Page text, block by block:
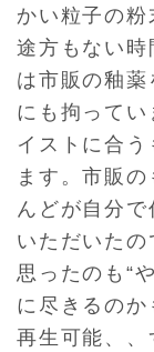
かい粒子の粉
途方もない時
は市販の釉
にも拘って
イストに合う
ます。市販の
んどが自分
いただいたの
思ったのも“
に尽きるのか
再生可能、、